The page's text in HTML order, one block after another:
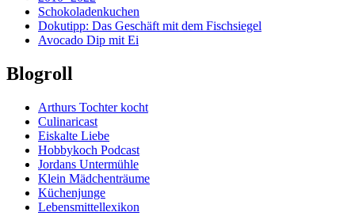
Schokoladenkuchen
Dokutipp: Das Geschäft mit dem Fischsiegel
Avocado Dip mit Ei
Blogroll
Arthurs Tochter kocht
Culinaricast
Eiskalte Liebe
Hobbykoch Podcast
Jordans Untermühle
Klein Mädchenträume
Küchenjunge
Lebensmittellexikon